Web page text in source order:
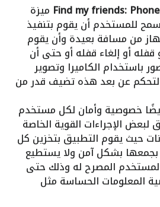
ميزة
للمستخدم أن يقوم بتنفيذ
من مسافة بعيدة وأن يقوم
قفله أو إلغاء قفله أو حتى أن
باستخدام الكاميرا وتصوير
عن بعد هذه تضيف قدر من
خصوصية وأمان لكل مستخدم
لبعض الإجراءات القوية الخاصة
حيث يقوم التطبيق بتخزين كل
بجمعها بشكل آمن ولا يستطيع
المستخدم المصرح له وذلك حتى
المعلومات الحساسة مثل